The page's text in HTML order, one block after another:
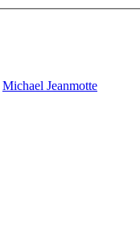
Michael Jeanmotte